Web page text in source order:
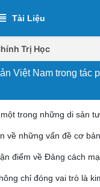
Tài Liệu
Trị Học
Việt Nam trong tác
trong những di sản
về những vấn đề cơ
điểm về Đảng cách
chỉ đóng vai trò là